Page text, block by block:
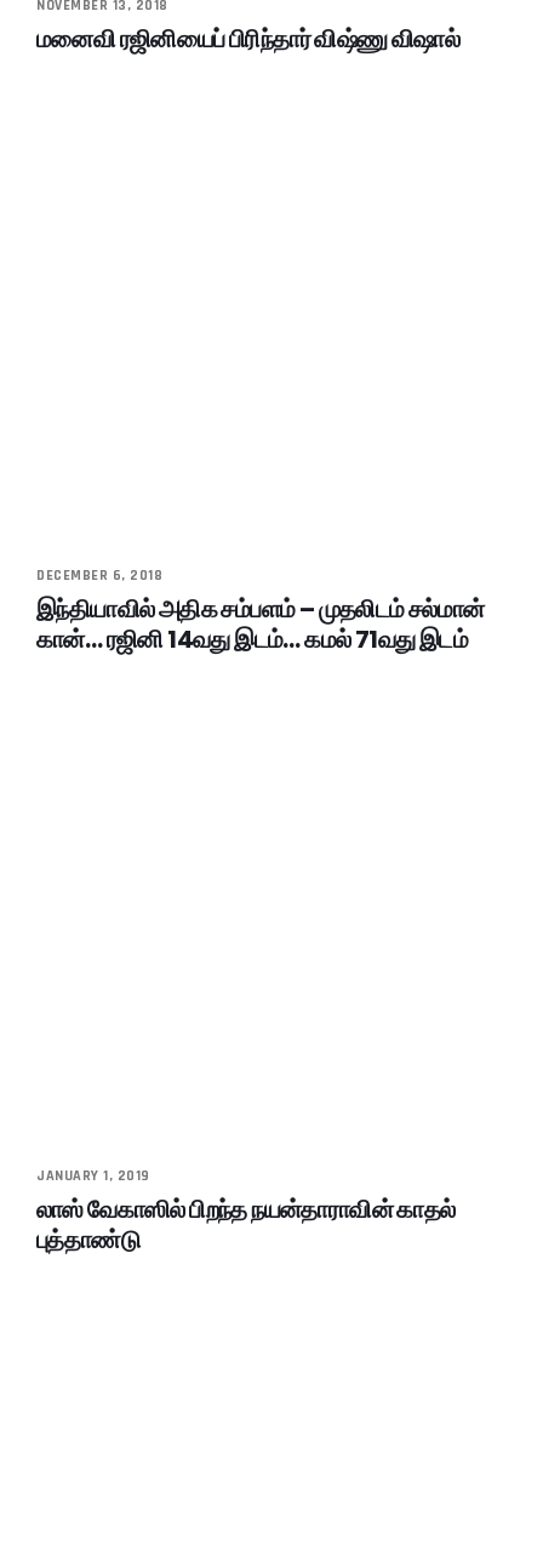
NOVEMBER 13, 2018
மனைவி ரஜினியைப் பிரிந்தார் விஷ்ணு விஷால்
DECEMBER 6, 2018
இந்தியாவில் அதிக சம்பளம் – முதலிடம் சல்மான்
கான்… ரஜினி 14வது இடம்… கமல் 71வது இடம்
JANUARY 1, 2019
லாஸ் வேகாஸில் பிறந்த நயன்தாராவின் காதல்
புத்தாண்டு